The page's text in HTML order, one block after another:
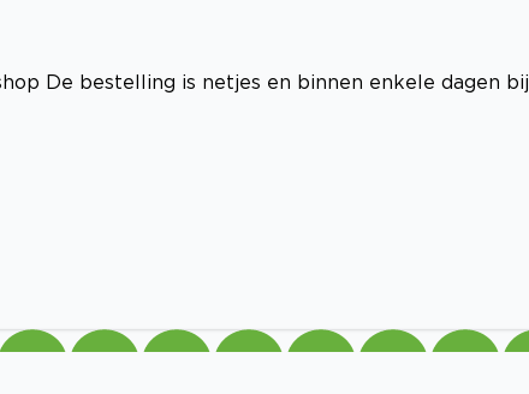
De bestelling is netjes en binnen enkele dagen bij